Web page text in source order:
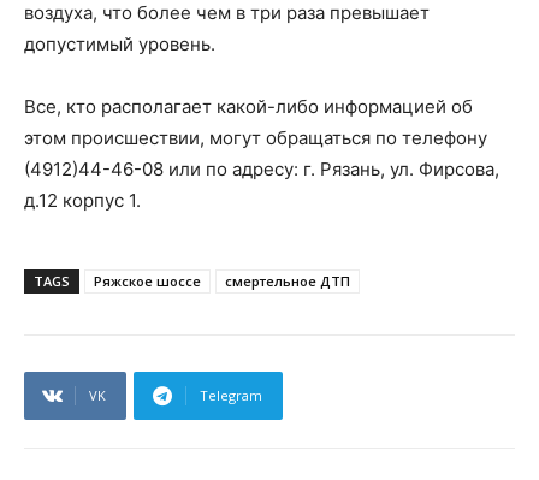
воздуха, что более чем в три раза превышает
допустимый уровень.
Все, кто располагает какой-либо информацией об
этом происшествии, могут обращаться по телефону
(4912)44-46-08 или по адресу: г. Рязань, ул. Фирсова,
д.12 корпус 1.
TAGS Ряжское шоссе смертельное ДТП
VK Telegram